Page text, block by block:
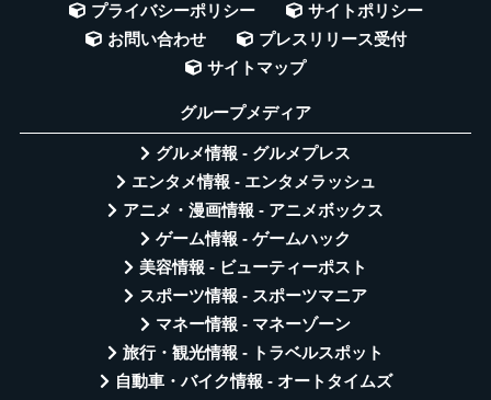
プライバシーポリシー
サイトポリシー
お問い合わせ
プレスリリース受付
サイトマップ
グループメディア
グルメ情報 - グルメプレス
エンタメ情報 - エンタメラッシュ
アニメ・漫画情報 - アニメボックス
ゲーム情報 - ゲームハック
美容情報 - ビューティーポスト
スポーツ情報 - スポーツマニア
マネー情報 - マネーゾーン
旅行・観光情報 - トラベルスポット
自動車・バイク情報 - オートタイムズ